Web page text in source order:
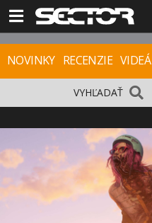
NOVINKY RECENZIE VIDEÁ
VYHĽADAŤ